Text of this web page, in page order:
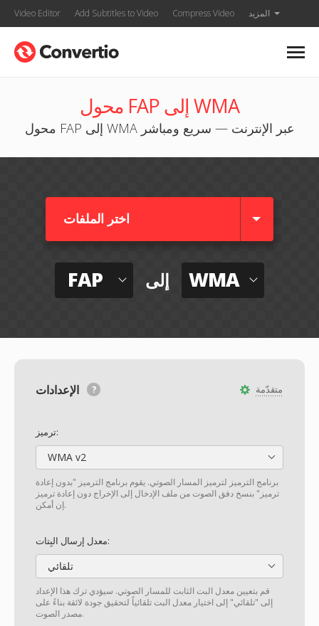
Video Editor Add Subtitles to Video Compress Video المزيد
محول FAP إلى WMA
محول FAP إلى WMA عبر الإنترنت — سريع ومباشر
اختر الملفات
FAP إلى WMA
متقدّمة
ترميز:
WMA v2
برنامج الترميز لترميز المسار الصوتي. يقوم برنامج الترميز "بدون إعادة
ترميز" بنسخ دفق الصوت من ملف الإدخال إلى الإخراج دون إعادة ترميز
إن أمكن.
معدل إرسال البِتات:
تلقائي
قم بتعيين معدل البت الثابت للمسار الصوتي. سيؤدي ترك هذا الإعداد
إلى "تلقائي" إلى اختيار معدل البت تلقائياً لتحقيق جودة لائقة بناءً على
مصدر الصوت.